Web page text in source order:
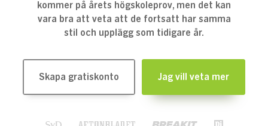
kommer på årets högskoleprov, men det kan
vara bra att veta att de fortsatt har samma
stil och upplägg som tidigare år.
Skapa gratiskonto Jag vill veta mer